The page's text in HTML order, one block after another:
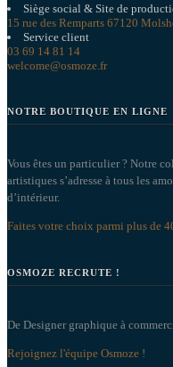
Siège social & Site de
15 rue des Remparts 67120
Service client
03 69 14 81 14
welcome@osmoze.fr
NOTRE BOUTIQUE EN LIGNE
Vous êtes un particulier ? Notre
artistiques s’adresse à tous les
d’intérieur.
Faites votre choix parmi plus de
OSMOZE RECRUTE !
De Designer graphique à
Rejoignez l'équipe Osmoze !